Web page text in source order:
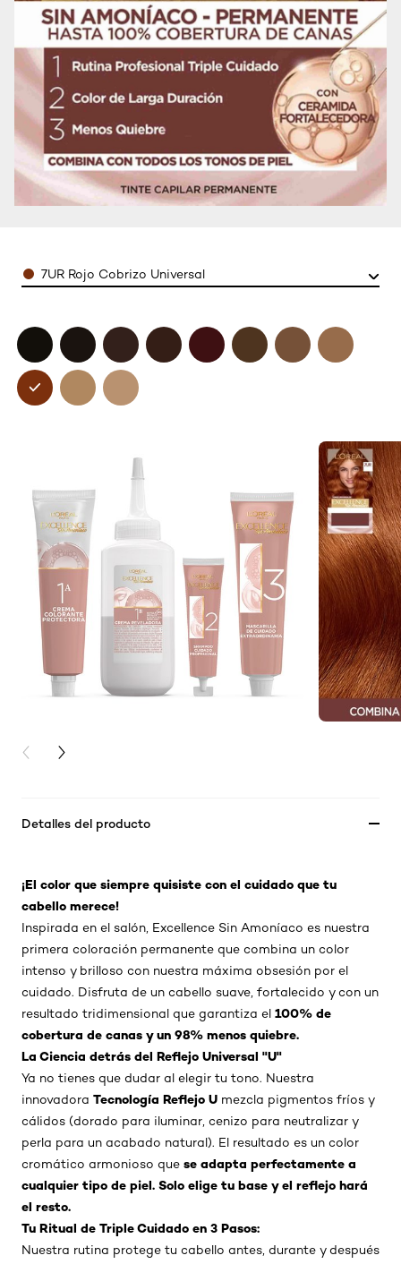
Color7UR Rojo Cobrizo Universal
PREVIOUS CARD
NEXT CARD
Detalles del producto
¡El color que siempre quisiste con el cuidado que tu
cabello merece!
Inspirada en el salón, Excellence Sin Amoníaco es nuestra
primera coloración permanente que combina un color
intenso y brilloso con nuestra máxima obsesión por el
cuidado. Disfruta de un cabello suave, fortalecido y con un
resultado tridimensional que garantiza el 100% de
cobertura de canas y un 98% menos quiebre.
La Ciencia detrás del Reflejo Universal "U"
Ya no tienes que dudar al elegir tu tono. Nuestra
innovadora Tecnología Reflejo U mezcla pigmentos fríos y
cálidos (dorado para iluminar, cenizo para neutralizar y
perla para un acabado natural). El resultado es un color
cromático armonioso que se adapta perfectamente a
cualquier tipo de piel. Solo elige tu base y el reflejo hará
el resto.
Tu Ritual de Triple Cuidado en 3 Pasos:
Nuestra rutina protege tu cabello antes, durante y después